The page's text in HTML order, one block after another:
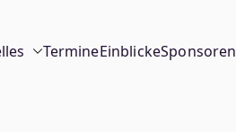
TermineEinblickeSponsoren